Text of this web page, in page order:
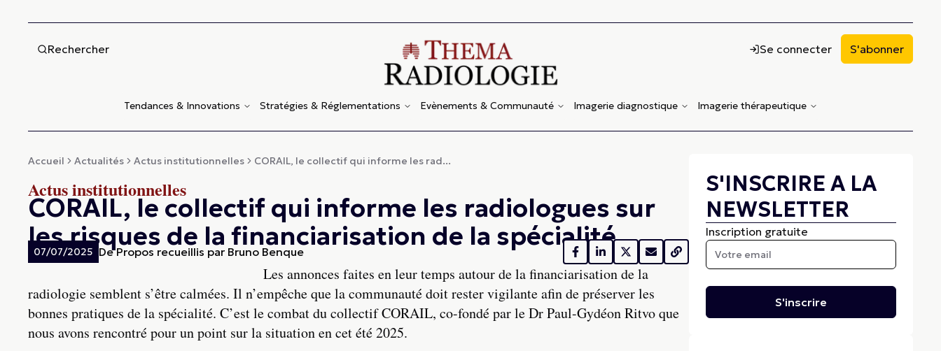
Rechercher Se connecter S'abonner
Tendances & Innovations Stratégies & Réglementations Evènements & Communauté Imagerie diagnostique Imagerie thérapeutique
Accueil Actualités Actus institutionnelles CORAIL, le collectif qui informe les rad...
Actus institutionnelles
CORAIL, le collectif qui informe les radiologues sur
les risques de la financiarisation de la spécialité
07/07/2025 DePropos recueillis par Bruno Benque
Les annonces faites en leur temps autour de la financiarisation de la
radiologie semblent s’être calmées. Il n’empêche que la communauté doit rester vigilante afin de préserver les
bonnes pratiques de la spécialité. C’est le combat du collectif CORAIL, co-fondé par le Dr Paul-Gydéon Ritvo que
nous avons rencontré pour un point sur la situation en cet été 2025.
S'INSCRIRE A LA
NEWSLETTER
Inscription gratuite
S'inscrire